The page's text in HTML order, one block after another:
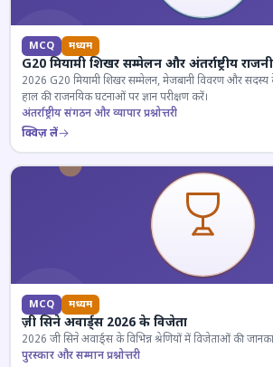
MCQ मध्यम
G20 मियामी शिखर सम्मेलन और अंतर्राष्ट्रीय
2026 G20 मियामी शिखर सम्मेलन, मेजबानी विवरण और सदस्य
हाल की राजनयिक घटनाओं पर ज्ञान परीक्षण करें।
अंतर्राष्ट्रीय संगठन और व्यापार प्रश्नोत्तरी
क्विज़ लें
MCQ मध्यम
ज़ी सिने अवार्ड्स 2026 के विजेता
2026 जी सिने अवार्ड्स के विभिन्न श्रेणियों में विजेताओं की
पुरस्कार और सम्मान प्रश्नोत्तरी